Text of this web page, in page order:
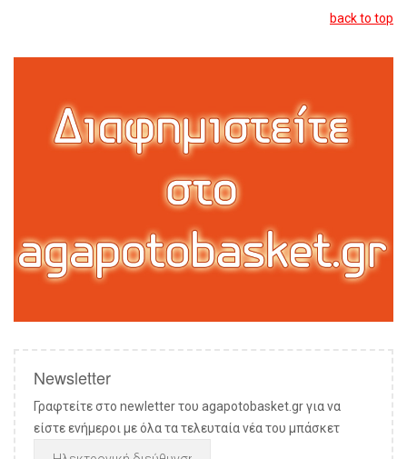
back to top
Newsletter
Γραφτείτε στο newletter του agapotobasket.gr για να
είστε ενήμεροι με όλα τα τελευταία νέα του μπάσκετ